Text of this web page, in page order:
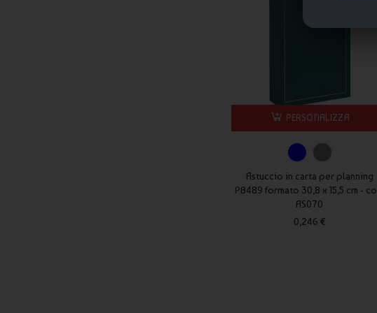
Le agende personalizzate Publygraph sono una soluzione professionale,
PERSONALIZZA
Astuccio in carta per planning
PB489 formato 30,8 x 15,5 cm -
AS070
0,246 €